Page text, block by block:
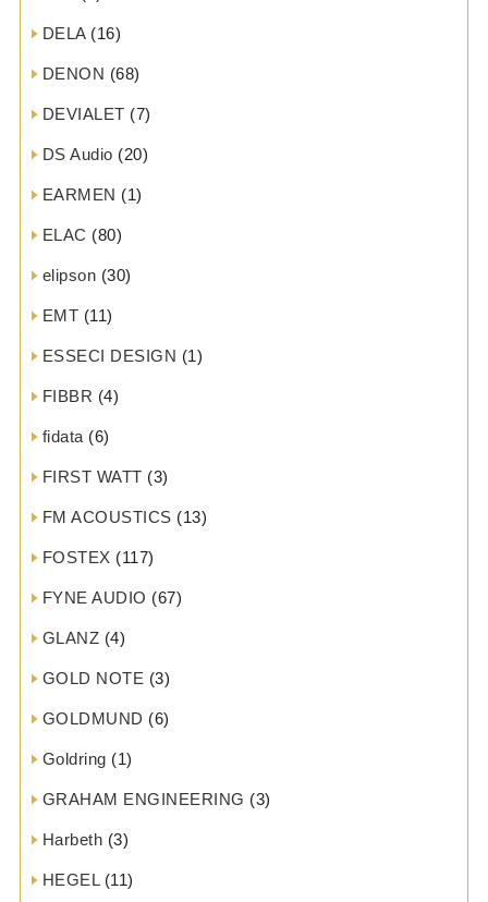
DELA(16)
DENON (68)
DEVIALET (7)
DS Audio (20)
EARMEN (1)
ELAC (80)
elipson (30)
EMT (11)
ESSECI DESIGN (1)
FIBBR (4)
fidata (6)
FIRST WATT (3)
FM ACOUSTICS (13)
FOSTEX (117)
FYNE AUDIO (67)
GLANZ (4)
GOLD NOTE (3)
GOLDMUND (6)
Goldring (1)
GRAHAM ENGINEERING (3)
Harbeth (3)
HEGEL(11)